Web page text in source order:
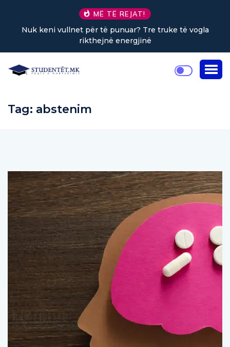
MË TË REJAT!
Nuk keni vullnet për të punuar? Tre truke të vogla
rikthejnë energjinë
Tag: abstenim